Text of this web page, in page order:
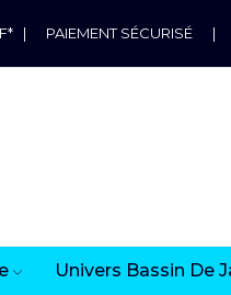
| PAIEMENT SÉCURISÉ |
Univers Bassin De